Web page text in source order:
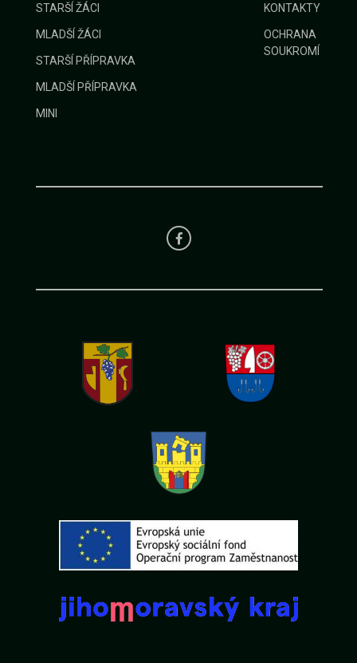
STARŠÍ ŽÁCI
MLADŠÍ ŽÁCI
STARŠÍ PŘÍPRAVKA
MLADŠÍ PŘÍPRAVKA
MINI
KONTAKTY
OCHRANA
SOUKROMÍ